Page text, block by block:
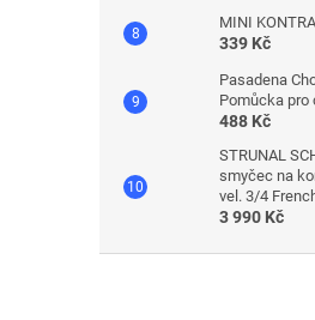
MINI
339 Kč
Pasadena
Pomůcka pro
488 Kč
STRUNAL
smyčec na
vel. 3/4
3 990 Kč